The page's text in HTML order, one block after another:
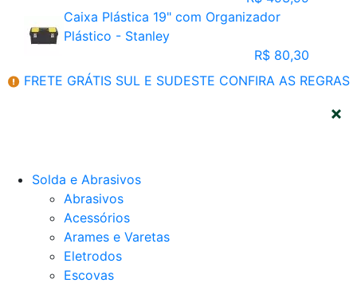
Caixa Plástica 19" com Organizador
Plástico - Stanley
R$ 80,30
FRETE GRÁTIS SUL E SUDESTE CONFIRA AS REGRAS
Solda e Abrasivos
Abrasivos
Acessórios
Arames e Varetas
Eletrodos
Escovas